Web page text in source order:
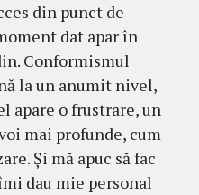
din punct de
dat apar în
Conformismul
la un anumit nivel,
apare o frustrare, un
mai profunde, cum
Și mă apuc să fac
dau mie personal